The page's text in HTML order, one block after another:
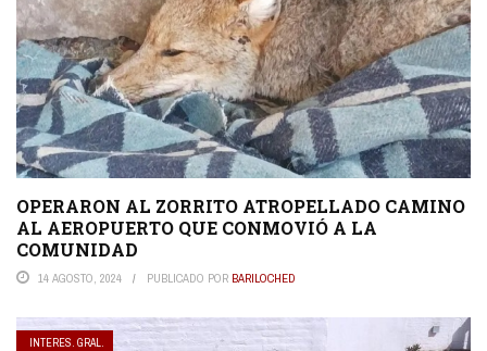
OPERARON AL ZORRITO ATROPELLADO CAMINO
AL AEROPUERTO QUE CONMOVIÓ A LA
COMUNIDAD
14 AGOSTO, 2024 PUBLICADO POR BARILOCHED
INTERES. GRAL.